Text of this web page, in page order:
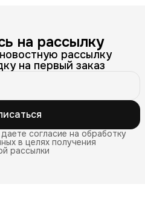
на рассылку
рассылку
на первый заказ
согласие на обработку
в целях получения
рассылки